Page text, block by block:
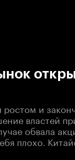
и
властей
обвала
плохо.